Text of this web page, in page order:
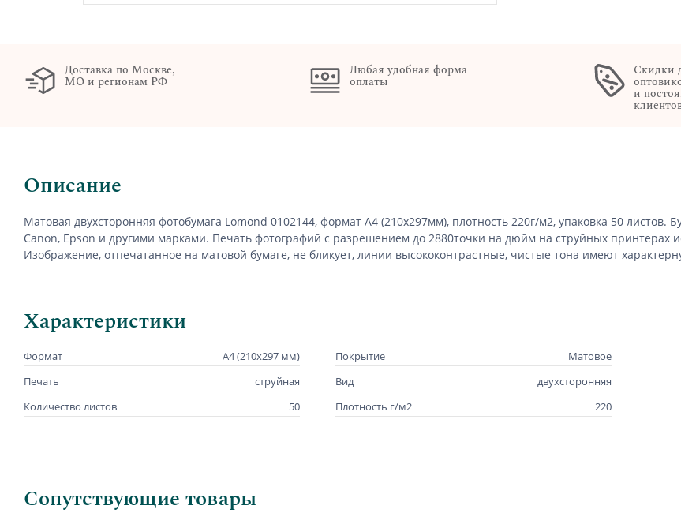
Доставка по Москве,
МО и регионам РФ
Любая удобная форма
оплаты
Скидки
и
Описание
Матовая двухсторонняя фотобумага Lomond 0102144, формат А4 (210х297мм), плотность 220г/м2, упаковка 50
Canon, Epson и другими марками. Печать фотографий с разрешением до 2880точки на дюйм на струйных
Изображение, отпечатанное на матовой бумаге, не бликует, линии высококонтрастные, чистые тона имеют
Характеристики
Формат А4 (210х297 мм) Покрытие
Матовое
Печать
струйная Вид
двухсторонняя
Количество листов
50 Плотность г/м2 220
Сопутствующие товары